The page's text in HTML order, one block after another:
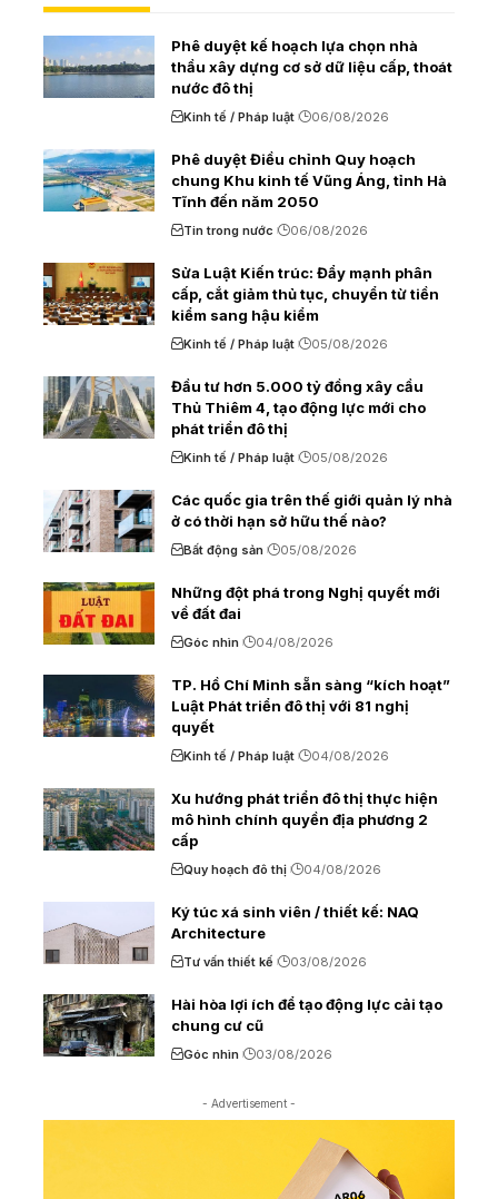
Phê duyệt kế hoạch lựa chọn nhà
thầu xây dựng cơ sở dữ liệu cấp, thoát
nước đô thị
Kinh tế / Pháp luật 06/08/2026
Phê duyệt Điều chỉnh Quy hoạch
chung Khu kinh tế Vũng Áng, tỉnh Hà
Tĩnh đến năm 2050
Tin trong nước 06/08/2026
Sửa Luật Kiến trúc: Đẩy mạnh phân
cấp, cắt giảm thủ tục, chuyển từ tiền
kiểm sang hậu kiểm
Kinh tế / Pháp luật 05/08/2026
Đầu tư hơn 5.000 tỷ đồng xây cầu
Thủ Thiêm 4, tạo động lực mới cho
phát triển đô thị
Kinh tế / Pháp luật 05/08/2026
Các quốc gia trên thế giới quản lý nhà
ở có thời hạn sở hữu thế nào?
Bất động sản 05/08/2026
Những đột phá trong Nghị quyết mới
về đất đai
Góc nhìn 04/08/2026
TP. Hồ Chí Minh sẵn sàng “kích hoạt”
Luật Phát triển đô thị với 81 nghị
quyết
Kinh tế / Pháp luật 04/08/2026
Xu hướng phát triển đô thị thực hiện
mô hình chính quyền địa phương 2
cấp
Quy hoạch đô thị 04/08/2026
Ký túc xá sinh viên / thiết kế: NAQ
Architecture
Tư vấn thiết kế 03/08/2026
Hài hòa lợi ích để tạo động lực cải tạo
chung cư cũ
Góc nhìn 03/08/2026
- Advertisement -